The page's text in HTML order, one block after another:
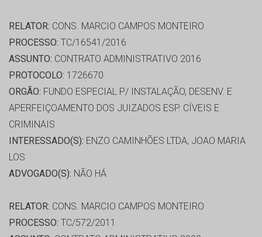
RELATOR: CONS. MARCIO CAMPOS MONTEIRO
PROCESSO: TC/16541/2016
ASSUNTO: CONTRATO ADMINISTRATIVO 2016
PROTOCOLO: 1726670
ORGÃO: FUNDO ESPECIAL P/ INSTALAÇÃO, DESENV. E
APERFEIÇOAMENTO DOS JUIZADOS ESP. CÍVEIS E
CRIMINAIS
INTERESSADO(S): ENZO CAMINHÕES LTDA, JOAO MARIA
LOS
ADVOGADO(S): NÃO HÁ
RELATOR: CONS. MARCIO CAMPOS MONTEIRO
PROCESSO: TC/572/2011